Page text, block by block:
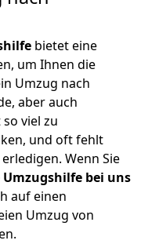
bietet eine
um Ihnen die
Umzug nach
aber auch
viel zu
und oft fehlt
Wenn Sie
bei uns
auf einen
Umzug von